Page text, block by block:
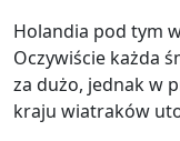
Holandia pod tym
Oczywiście każda
za dużo, jednak w
kraju wiatraków